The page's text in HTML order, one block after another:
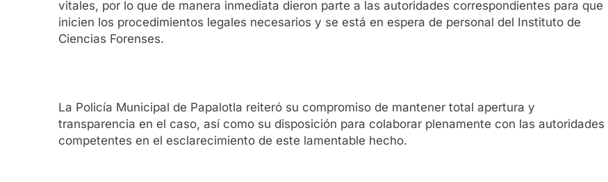
vitales, por lo que de manera inmediata dieron parte a las autoridades correspondientes para que
inicien los procedimientos legales necesarios y se está en espera de personal del Instituto de
Ciencias Forenses.
La Policía Municipal de Papalotla reiteró su compromiso de mantener total apertura y
transparencia en el caso, así como su disposición para colaborar plenamente con las autoridades
competentes en el esclarecimiento de este lamentable hecho.